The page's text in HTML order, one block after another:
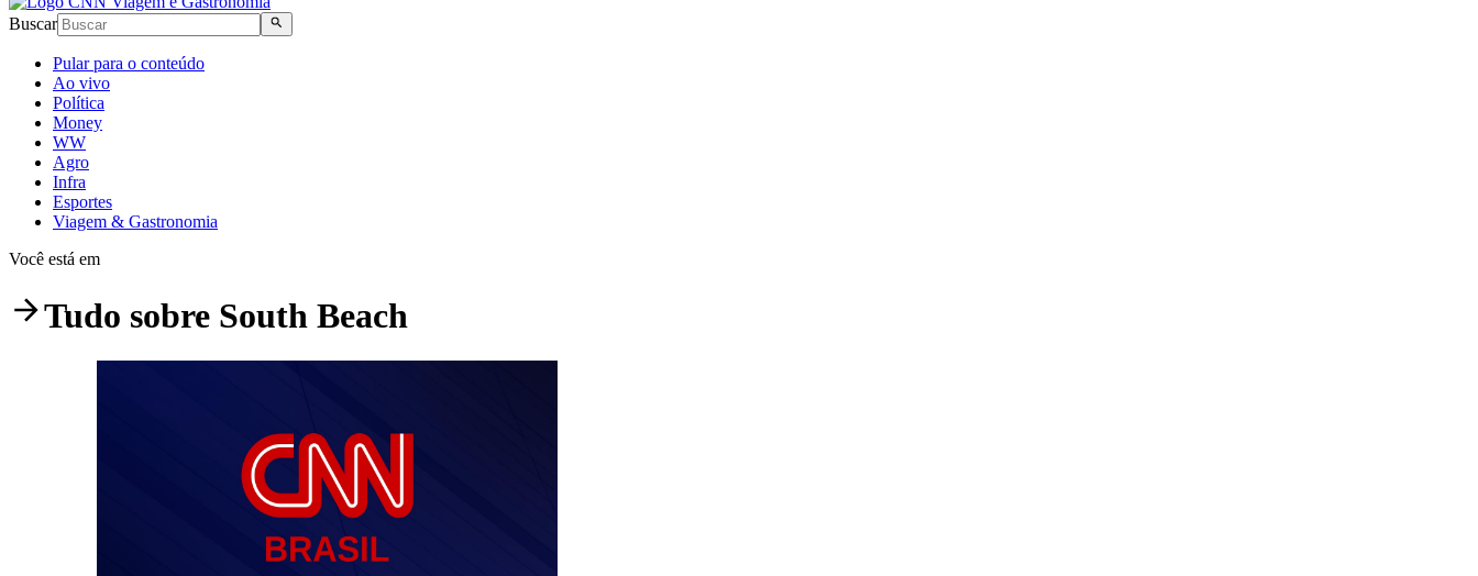
Buscar
Pular para o conteúdo
Ao vivo
Política
Money
WW
Agro
Infra
Esportes
Viagem & Gastronomia
Você está em
Tudo sobre South Beach